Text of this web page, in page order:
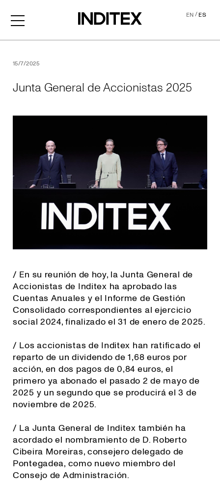
EN/ES
15/7/2025
Junta General de Accionistas 2025
/ En su reunión de hoy, la Junta General de
Accionistas de Inditex ha aprobado las
Cuentas Anuales y el Informe de Gestión
Consolidado correspondientes al ejercicio
social 2024, finalizado el 31 de enero de 2025.
/ Los accionistas de Inditex han ratificado el
reparto de un dividendo de 1,68 euros por
acción, en dos pagos de 0,84 euros, el
primero ya abonado el pasado 2 de mayo de
2025 y un segundo que se producirá el 3 de
noviembre de 2025.
/ La Junta General de Inditex también ha
acordado el nombramiento de D. Roberto
Cibeira Moreiras, consejero delegado de
Pontegadea, como nuevo miembro del
Consejo de Administración.